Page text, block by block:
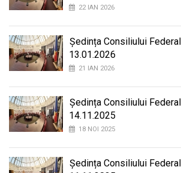
22 IAN 2026
Ședința Consiliului
13.01.2026
21 IAN 2026
Ședința Consiliului
14.11.2025
18 NOI 2025
Ședința Consiliului